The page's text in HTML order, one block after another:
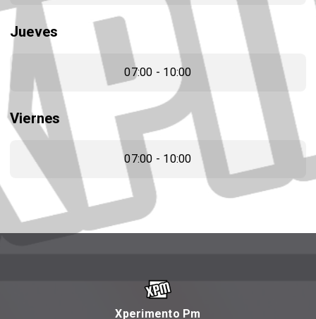
Jueves
07:00 - 10:00
Viernes
07:00 - 10:00
Xperimento Pm